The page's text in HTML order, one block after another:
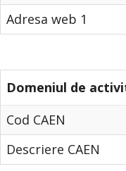
Adresa web 1
Domeniul de
Cod CAEN
Descriere CAEN